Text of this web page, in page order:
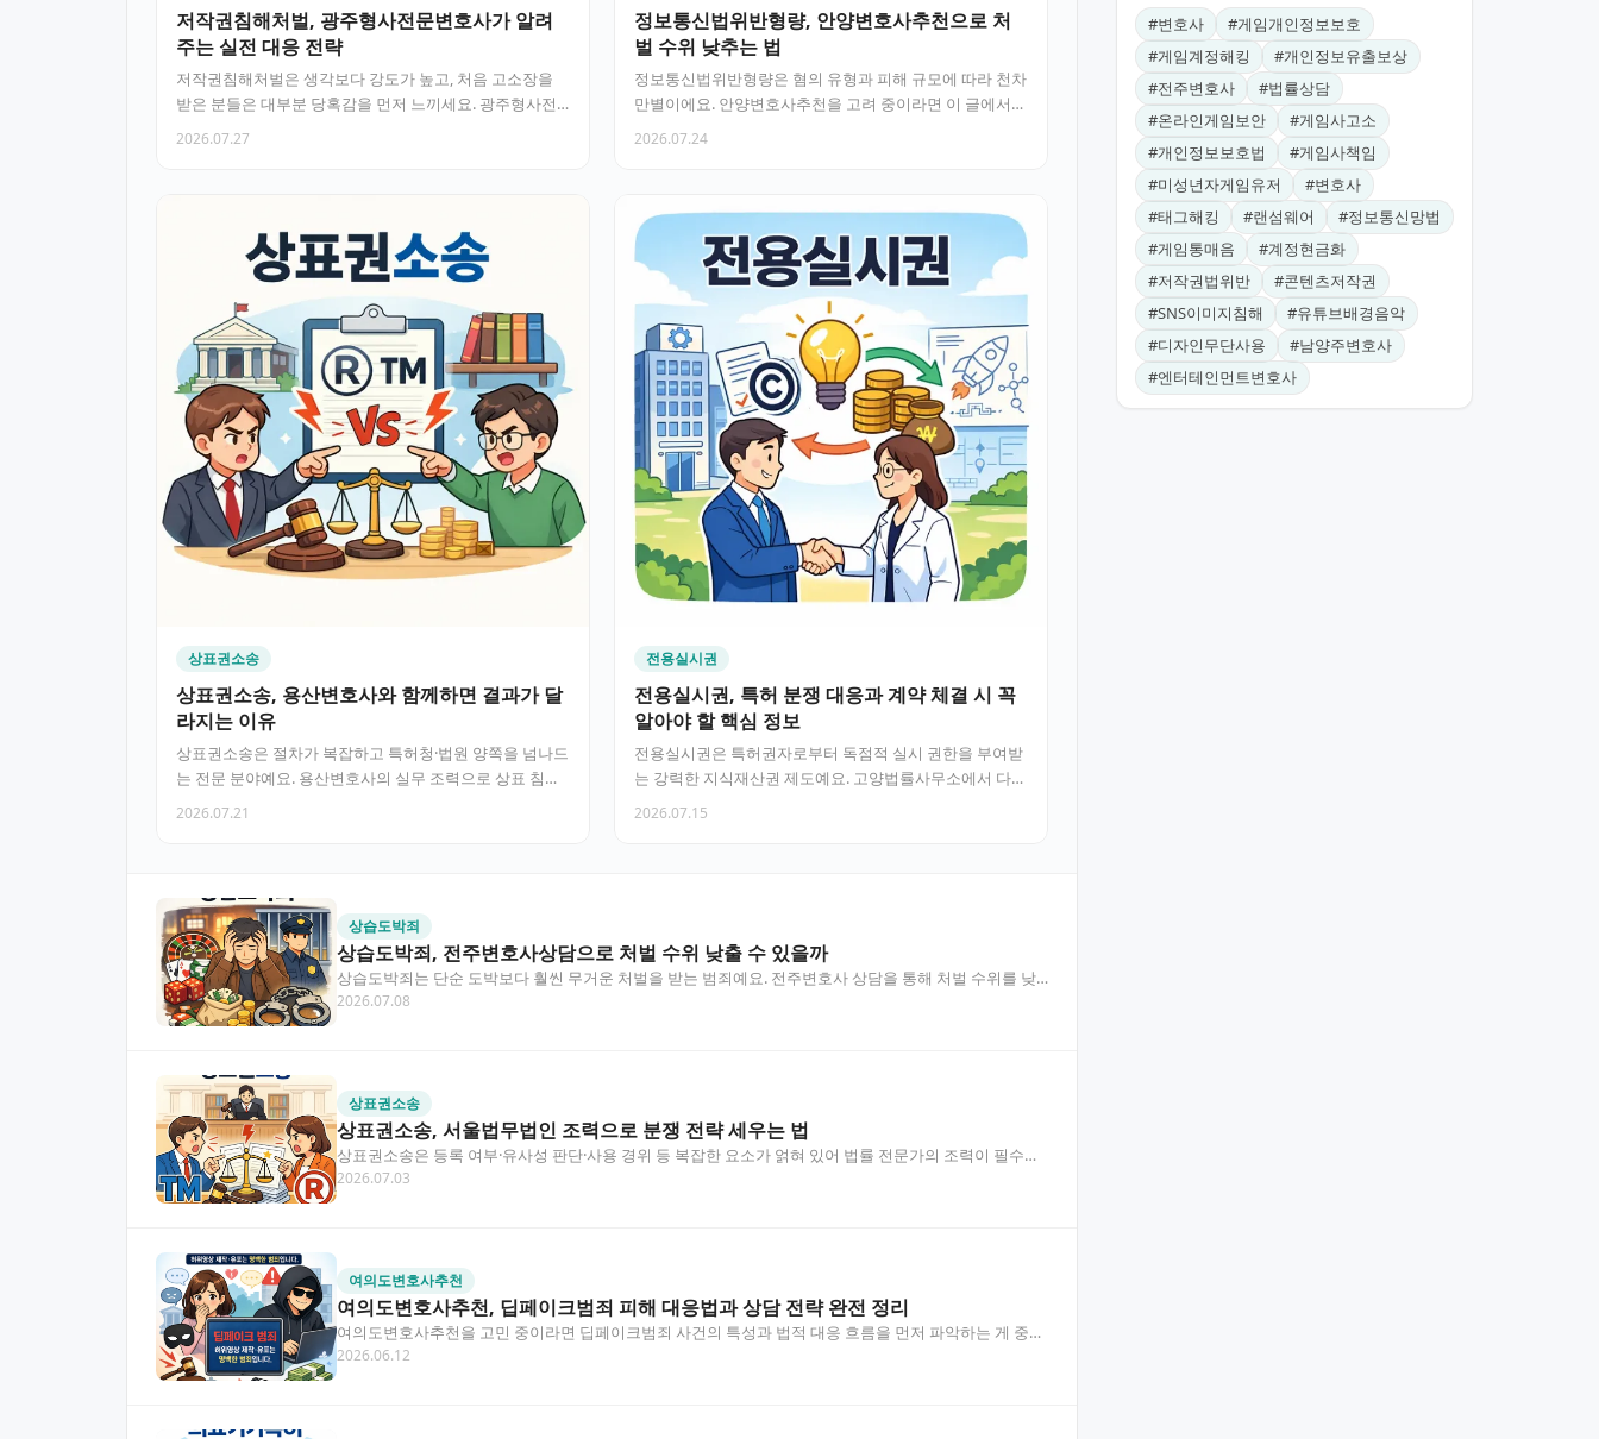
저작권침해처벌, 광주형사전문변호사가 알려
주는 실전 대응 전략
저작권침해처벌은 생각보다 강도가 높고, 처음 고소장을
받은 분들은 대부분 당혹감을 먼저 느끼세요. 광주형사전
문변호사의 시각에서 저…
2026.07.27
정보통신법위반형량, 안양변호사추천으로 처
벌 수위 낮추는 법
정보통신법위반형량은 혐의 유형과 피해 규모에 따라 천차
만별이에요. 안양변호사추천을 고려 중이라면 이 글에서
처벌 기준과 실제 대응…
2026.07.24
상표권소송
상표권소송, 용산변호사와 함께하면 결과가 달
라지는 이유
상표권소송은 절차가 복잡하고 특허청·법원 양쪽을 넘나드
는 전문 분야예요. 용산변호사의 실무 조력으로 상표 침해
대응부터 등록 무효…
2026.07.21
전용실시권
전용실시권, 특허 분쟁 대응과 계약 체결 시 꼭
알아야 할 핵심 정보
전용실시권은 특허권자로부터 독점적 실시 권한을 부여받
는 강력한 지식재산권 제도예요. 고양법률사무소에서 다루
는 특허 분쟁 사례를 바…
2026.07.15
상습도박죄
상습도박죄, 전주변호사상담으로 처벌 수위 낮출 수 있을까
상습도박죄는 단순 도박보다 훨씬 무거운 처벌을 받는 범죄예요. 전주변호사 상담을 통해 처벌 수위를 낮
추는 전략과 실제 사건 대응 흐름을 구체적으로 살펴봤어요. 목차 상습도박죄란 무…
2026.07.08
상표권소송
상표권소송, 서울법무법인 조력으로 분쟁 전략 세우는 법
상표권소송은 등록 여부·유사성 판단·사용 경위 등 복잡한 요소가 얽혀 있어 법률 전문가의 조력이 필수입
니다. 서울법무법인과 함께 분쟁 단계별 전략과 실제 대응 방법을 살펴볼게요.…
2026.07.03
여의도변호사추천
여의도변호사추천, 딥페이크범죄 피해 대응법과 상담 전략 완전 정리
여의도변호사추천을 고민 중이라면 딥페이크범죄 사건의 특성과 법적 대응 흐름을 먼저 파악하는 게 중요
해요. 이 글에서 피해자가 꼭 알아야 할 핵심 정보를 정리했습니다. 목차 여의도변…
2026.06.12
#변호사 #게임개인정보보호
#게임계정해킹 #개인정보유출보상
#전주변호사 #법률상담
#온라인게임보안 #게임사고소
#개인정보보호법 #게임사책임
#미성년자게임유저 #변호사
#태그해킹 #랜섬웨어 #정보통신망법
#게임통매음 #계정현금화
#저작권법위반 #콘텐츠저작권
#SNS이미지침해 #유튜브배경음악
#디자인무단사용 #남양주변호사
#엔터테인먼트변호사